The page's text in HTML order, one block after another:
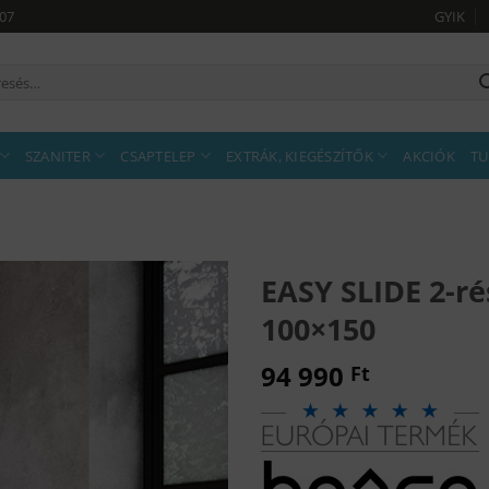
GYIK
SZANITER CSAPTELEP EXTRÁK, KIEGÉSZÍTŐK AKCIÓK
EASY SLIDE 2-
100×150
94 990 Ft